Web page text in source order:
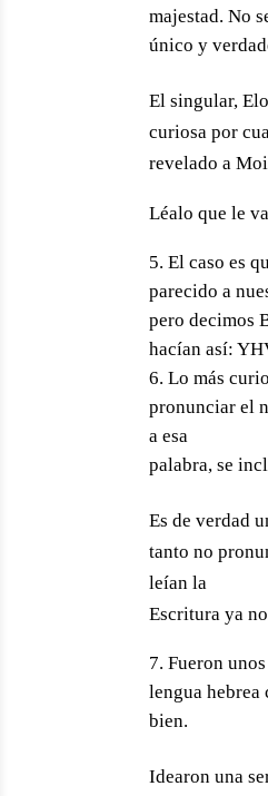
majestad. No
único y
El singular,
curiosa por
revelado a
Léalo que le
El caso es
parecido a
pero decimos
hacían así:
Lo más
pronunciar el
a esa
palabra, se
Es de verdad
tanto no
leían la
Escritura ya
Fueron
lengua hebrea
bien.
Idearon una